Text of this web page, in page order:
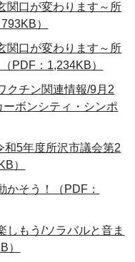
口が変わります～所
）
口が変わります～所
PDF：1,234KB）
チン関連情報/9月2
ボンシティ・シンポ
5年度所沢市議会第2
）
そう！（PDF：
もう/ソラバルと音ま
）